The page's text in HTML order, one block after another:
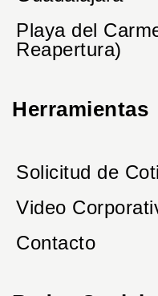
Playa del
Reapertura)
Herramientas
Solicitud de
Video
Contacto